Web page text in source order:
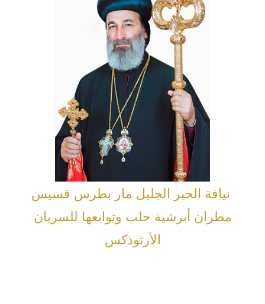
نيافة الحبر الجليل مار بطرس قسيس
مطران أبرشية حلب وتوابعها للسريان
الأرثوذكس